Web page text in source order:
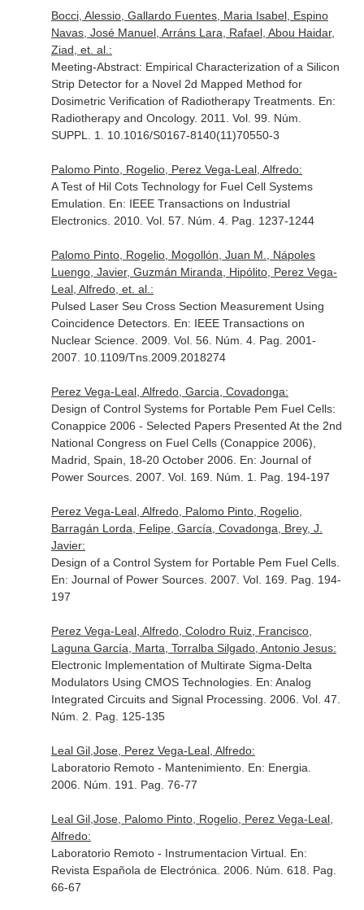
Bocci, Alessio, Gallardo Fuentes, Maria Isabel, Espino
Navas, José Manuel, Arráns Lara, Rafael, Abou Haidar,
Ziad, et. al.:
Meeting-Abstract: Empirical Characterization of a Silicon
Strip Detector for a Novel 2d Mapped Method for
Dosimetric Verification of Radiotherapy Treatments. En:
Radiotherapy and Oncology. 2011. Vol. 99. Núm.
SUPPL. 1. 10.1016/S0167-8140(11)70550-3
Palomo Pinto, Rogelio, Perez Vega-Leal, Alfredo:
A Test of Hil Cots Technology for Fuel Cell Systems
Emulation. En: IEEE Transactions on Industrial
Electronics. 2010. Vol. 57. Núm. 4. Pag. 1237-1244
Palomo Pinto, Rogelio, Mogollón, Juan M., Nápoles
Luengo, Javier, Guzmán Miranda, Hipólito, Perez Vega-
Leal, Alfredo, et. al.:
Pulsed Laser Seu Cross Section Measurement Using
Coincidence Detectors. En: IEEE Transactions on
Nuclear Science. 2009. Vol. 56. Núm. 4. Pag. 2001-
2007. 10.1109/Tns.2009.2018274
Perez Vega-Leal, Alfredo, Garcia, Covadonga:
Design of Control Systems for Portable Pem Fuel Cells:
Conappice 2006 - Selected Papers Presented At the 2nd
National Congress on Fuel Cells (Conappice 2006),
Madrid, Spain, 18-20 October 2006. En: Journal of
Power Sources. 2007. Vol. 169. Núm. 1. Pag. 194-197
Perez Vega-Leal, Alfredo, Palomo Pinto, Rogelio,
Barragán Lorda, Felipe, García, Covadonga, Brey, J.
Javier:
Design of a Control System for Portable Pem Fuel Cells.
En: Journal of Power Sources. 2007. Vol. 169. Pag. 194-
197
Perez Vega-Leal, Alfredo, Colodro Ruiz, Francisco,
Laguna García, Marta, Torralba Silgado, Antonio Jesus:
Electronic Implementation of Multirate Sigma-Delta
Modulators Using CMOS Technologies. En: Analog
Integrated Circuits and Signal Processing . 2006. Vol. 47.
Núm. 2. Pag. 125-135
Leal Gil,Jose, Perez Vega-Leal, Alfredo:
Laboratorio Remoto - Mantenimiento. En: Energia
2006. Núm. 191. Pag. 76-77
Leal Gil,Jose, Palomo Pinto, Rogelio, Perez Vega-Leal,
Alfredo:
Laboratorio Remoto - Instrumentacion Virtual. En:
Revista Española de Electrónica . 2006. Núm. 618. Pag.
66-67